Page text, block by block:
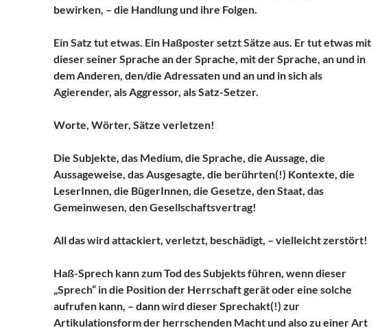
bewirken, – die Handlung und ihre Folgen.
Ein Satz tut etwas. Ein Haßposter setzt Sätze aus. Er tut etwas mit
dieser seiner Sprache an der Sprache, mit der Sprache, an und in
dem Anderen, den/die Adressaten und an und in sich als
Agierender, als Aggressor, als Satz-Setzer.
Worte, Wörter, Sätze verletzen!
Die Subjekte, das Medium, die Sprache, die Aussage, die
Aussageweise, das Ausgesagte, die berührten(!) Kontexte, die
LeserInnen, die BügerInnen, die Gesetze, den Staat, das
Gemeinwesen, den Gesellschaftsvertrag!
All das wird attackiert, verletzt, beschädigt, – vielleicht zerstört!
Haß-Sprech kann zum Tod des Subjekts führen, wenn dieser
„Sprech“ in die Position der Herrschaft gerät oder eine solche
aufrufen kann, – dann wird dieser Sprechakt(!) zur
Artikulationsform der herrschenden Macht und also zu einer Art